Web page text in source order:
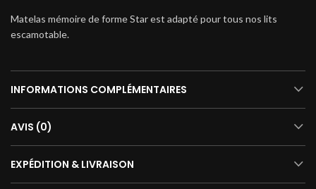
Matelas mémoire de forme Star est adapté pour tous nos lits
escamotable.
INFORMATIONS COMPLÉMENTAIRES
AVIS (0)
EXPÉDITION & LIVRAISON